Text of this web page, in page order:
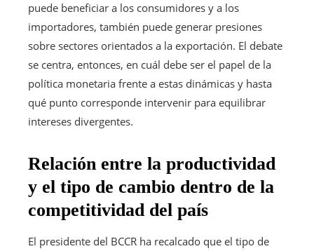
puede beneficiar a los consumidores y a los
importadores, también puede generar presiones
sobre sectores orientados a la exportación. El debate
se centra, entonces, en cuál debe ser el papel de la
política monetaria frente a estas dinámicas y hasta
qué punto corresponde intervenir para equilibrar
intereses divergentes.
Relación entre la productividad
y el tipo de cambio dentro de la
competitividad del país
El presidente del BCCR ha recalcado que el tipo de